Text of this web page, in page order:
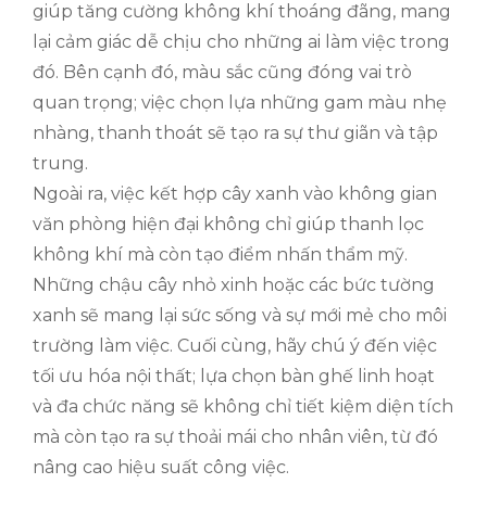
giúp tăng cường không khí thoáng đãng, mang
lại cảm giác dễ chịu cho những ai làm việc trong
đó. Bên cạnh đó, màu sắc cũng đóng vai trò
quan trọng; việc chọn lựa những gam màu nhẹ
nhàng, thanh thoát sẽ tạo ra sự thư giãn và tập
trung.
Ngoài ra, việc kết hợp cây xanh vào không gian
văn phòng hiện đại không chỉ giúp thanh lọc
không khí mà còn tạo điểm nhấn thẩm mỹ.
Những chậu cây nhỏ xinh hoặc các bức tường
xanh sẽ mang lại sức sống và sự mới mẻ cho môi
trường làm việc. Cuối cùng, hãy chú ý đến việc
tối ưu hóa nội thất; lựa chọn bàn ghế linh hoạt
và đa chức năng sẽ không chỉ tiết kiệm diện tích
mà còn tạo ra sự thoải mái cho nhân viên, từ đó
nâng cao hiệu suất công việc.